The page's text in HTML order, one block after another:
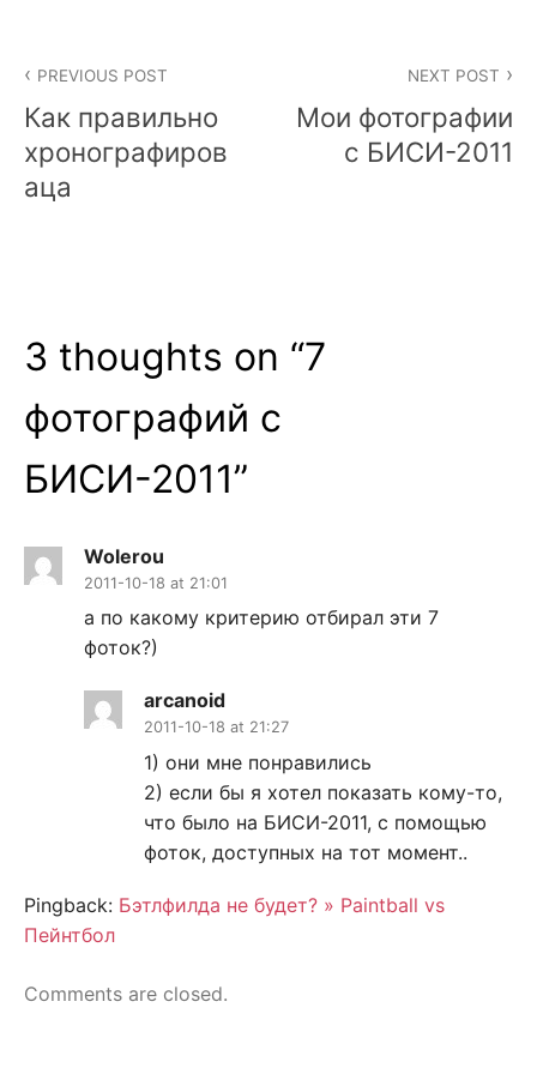
navigation
PREVIOUS POST
Как правильно
хронографиров
аца
NEXT POST
Мои фотографии
с БИСИ-2011
3 thoughts on “7
фотографий с
БИСИ-2011”
Wolerou
2011-10-18 at 21:01
а по какому критерию отбирал эти 7
фоток?)
arcanoid
2011-10-18 at 21:27
1) они мне понравились
2) если бы я хотел показать кому-то,
что было на БИСИ-2011, с помощью
фоток, доступных на тот момент..
Pingback: Бэтлфилда не будет? » Paintball vs
Пейнтбол
Comments are closed.